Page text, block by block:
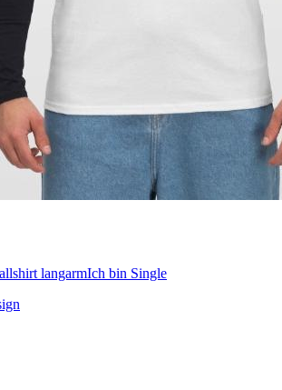
langarmIch bin Single